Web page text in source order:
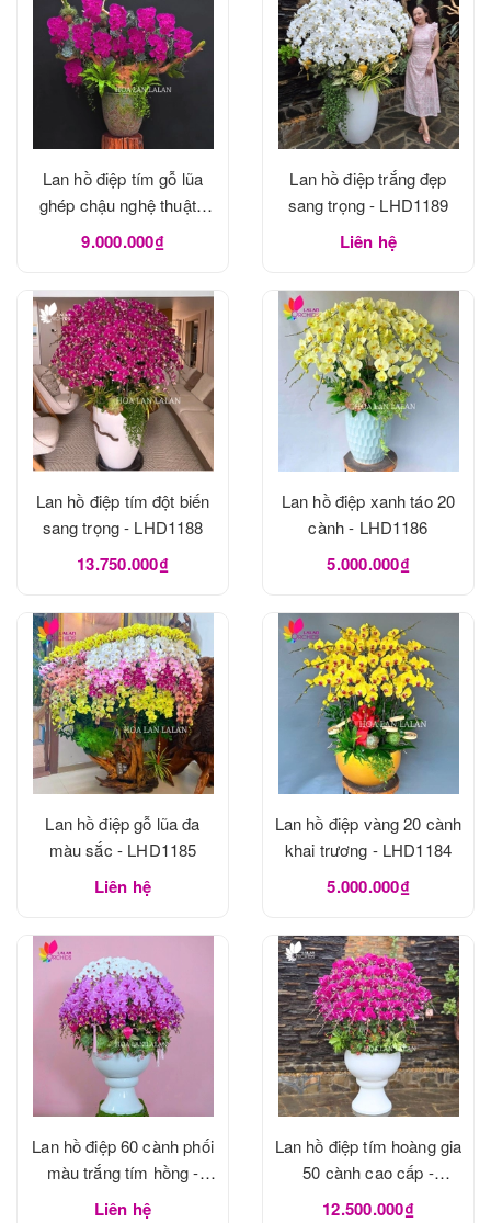
Lan hồ điệp tím gỗ lũa
ghép chậu nghệ thuật -
LHD1190
9.000.000₫
Lan hồ điệp trắng đẹp
sang trọng - LHD1189
Liên hệ
Lan hồ điệp tím đột biến
sang trọng - LHD1188
13.750.000₫
Lan hồ điệp xanh táo 20
cành - LHD1186
5.000.000₫
Lan hồ điệp gỗ lũa đa
màu sắc - LHD1185
Liên hệ
Lan hồ điệp vàng 20 cành
khai trương - LHD1184
5.000.000₫
Lan hồ điệp 60 cành phối
màu trắng tím hồng -
LHD1183
Liên hệ
Lan hồ điệp tím hoàng gia
50 cành cao cấp -
LHD1182
12.500.000₫